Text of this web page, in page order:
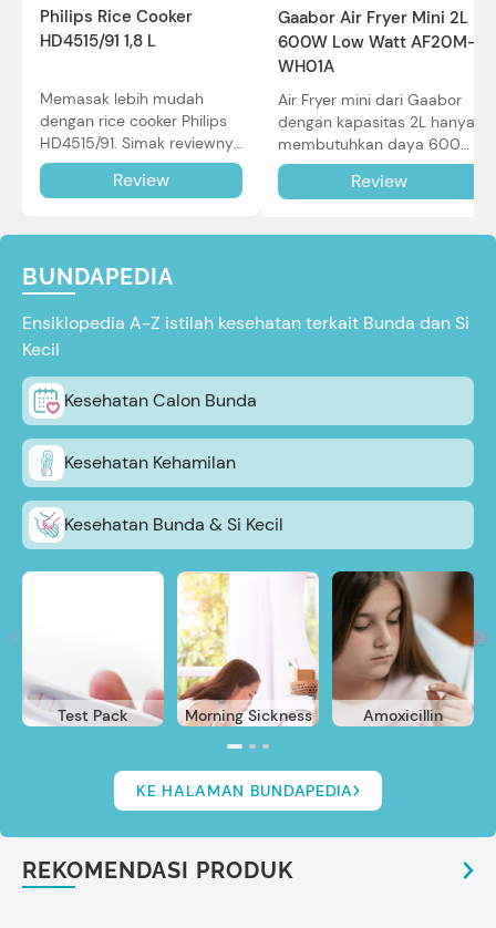
Philips Rice Cooker
HD4515/91 1,8 L
Memasak lebih mudah
dengan rice cooker Philips
HD4515/91. Simak reviewnya
di sini.
Review
Gaabor Air Fryer Mini 2L
600W Low Watt AF20M-
WH01A
Air Fryer mini dari Gaabor
dengan kapasitas 2L hanya
membutuhkan daya 600W
dalam pemakaian. Simak
review selengkapnya di sini.
Review
BUNDAPEDIA
Ensiklopedia A-Z istilah kesehatan terkait Bunda dan Si
Kecil
Kesehatan Calon Bunda
Kesehatan Kehamilan
Kesehatan Bunda & Si Kecil
Test Pack Morning Sickness Amoxicillin
KE HALAMAN BUNDAPEDIA
REKOMENDASI PRODUK